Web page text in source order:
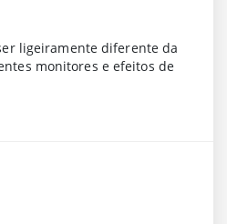
ligeiramente diferente da
monitores e efeitos de